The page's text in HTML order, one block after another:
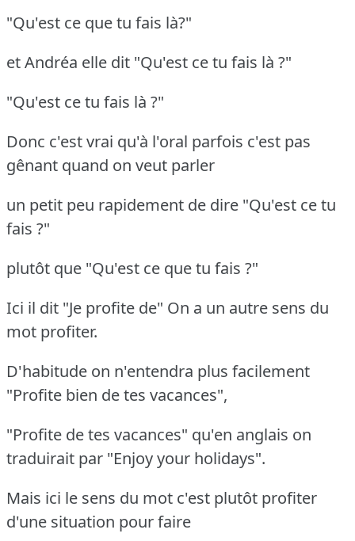
"Qu'est ce que tu fais là?"
et Andréa elle dit "Qu'est ce tu fais là ?"
"Qu'est ce tu fais là ?"
Donc c'est vrai qu'à l'oral parfois c'est pas
gênant quand on veut parler
un petit peu rapidement de dire "Qu'est ce tu
fais ?"
plutôt que "Qu'est ce que tu fais ?"
Ici il dit "Je profite de" On a un autre sens du
mot profiter.
D'habitude on n'entendra plus facilement
"Profite bien de tes vacances",
"Profite de tes vacances" qu'en anglais on
traduirait par "Enjoy your holidays".
Mais ici le sens du mot c'est plutôt profiter
d'une situation pour faire